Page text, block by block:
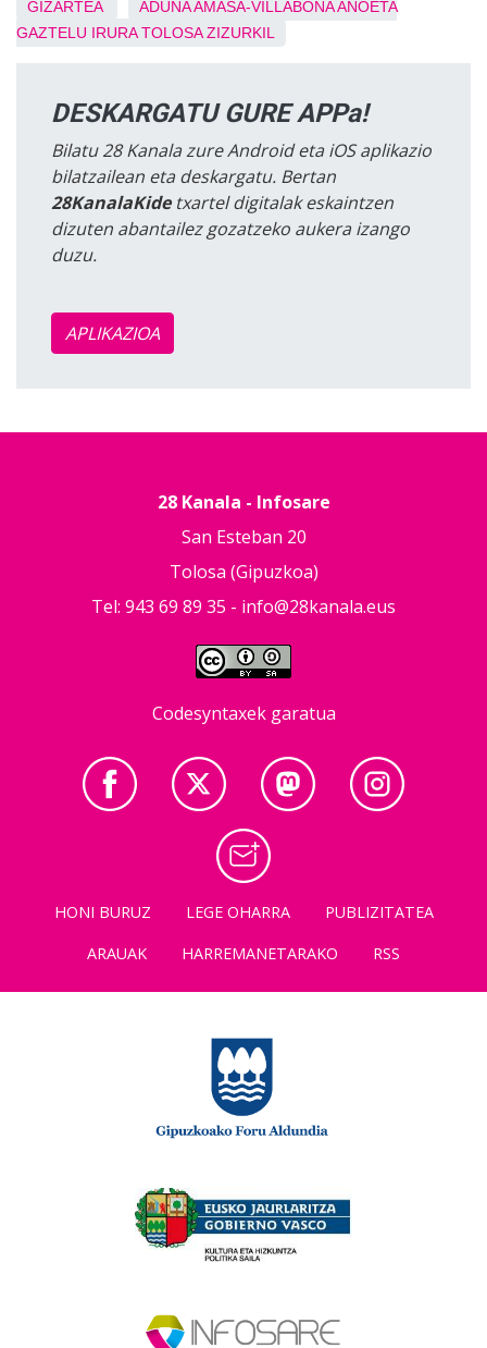
GIZARTEA ADUNAAMASA-VILLABONAANOETA
GAZTELU IRURA TOLOSA ZIZURKIL
DESKARGATU GURE APPa!
Bilatu 28 Kanala zure Android eta iOS aplikazio
bilatzailean eta deskargatu. Bertan
28KanalaKidetxartel digitalak eskaintzen
dizuten abantailez gozatzeko aukera izango
duzu.
APLIKAZIOA
28 Kanala - Infosare
San Esteban 20
Tolosa (Gipuzkoa)
Tel: 943 69 89 35 - info@28kanala.eus
Codesyntaxek garatua
HONI BURUZ LEGE OHARRA
PUBLIZITATEA
ARAUAK
HARREMANETARAKO RSS